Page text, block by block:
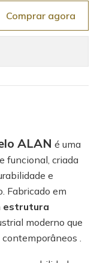
Comprar agora
ALAN é uma
funcional, criada
e
Fabricado em
estrutura
moderno que
.